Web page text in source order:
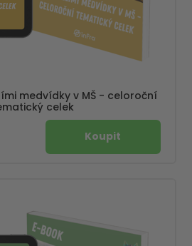
medvídky v MŠ - celoroční
celek